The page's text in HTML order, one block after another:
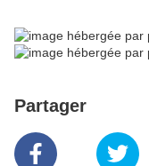
Partager